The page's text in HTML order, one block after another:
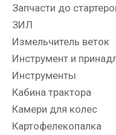
Запчасти до
ЗИЛ
Измельчитель веток
Инструмент и
Инструменты
Кабина трактора
Камери для колес
Картофелекопалка